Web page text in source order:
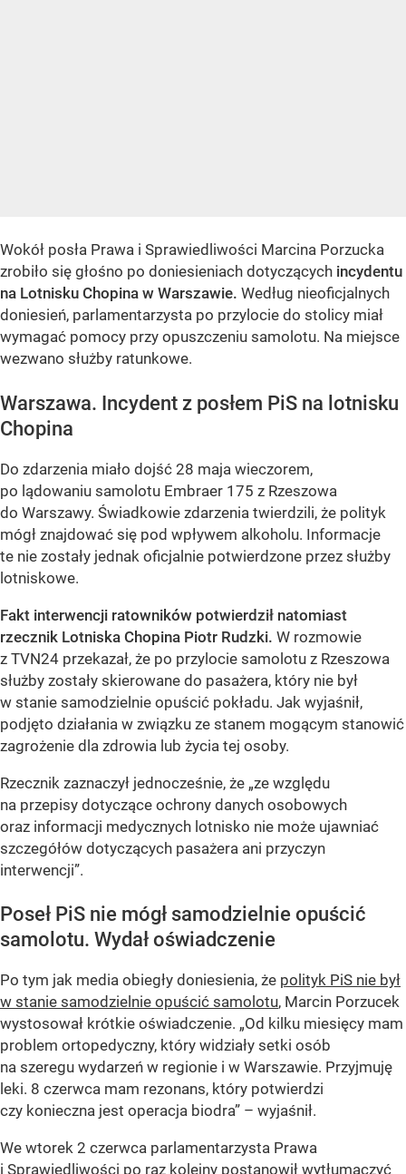
Wokół posła Prawa i Sprawiedliwości Marcina Porzucka
zrobiło się głośno po doniesieniach dotyczących incydentu
na Lotnisku Chopina w Warszawie. Według nieoficjalnych
doniesień, parlamentarzysta po przylocie do stolicy miał
wymagać pomocy przy opuszczeniu samolotu. Na miejsce
wezwano służby ratunkowe.
Warszawa. Incydent z posłem PiS na lotnisku
Chopina
Do zdarzenia miało dojść 28 maja wieczorem,
po lądowaniu samolotu Embraer 175 z Rzeszowa
do Warszawy. Świadkowie zdarzenia twierdzili, że polityk
mógł znajdować się pod wpływem alkoholu. Informacje
te nie zostały jednak oficjalnie potwierdzone przez służby
lotniskowe.
Fakt interwencji ratowników potwierdził natomiast
rzecznik Lotniska Chopina Piotr Rudzki. W rozmowie
z TVN24 przekazał, że po przylocie samolotu z Rzeszowa
służby zostały skierowane do pasażera, który nie był
w stanie samodzielnie opuścić pokładu. Jak wyjaśnił,
podjęto działania w związku ze stanem mogącym stanowić
zagrożenie dla zdrowia lub życia tej osoby.
Rzecznik zaznaczył jednocześnie, że „ze względu
na przepisy dotyczące ochrony danych osobowych
oraz informacji medycznych lotnisko nie może ujawniać
szczegółów dotyczących pasażera ani przyczyn
interwencji”.
Poseł PiS nie mógł samodzielnie opuścić
samolotu. Wydał oświadczenie
Po tym jak media obiegły doniesienia, że polityk PiS nie był
w stanie samodzielnie opuścić samolotu, Marcin Porzucek
wystosował krótkie oświadczenie. „Od kilku miesięcy mam
problem ortopedyczny, który widziały setki osób
na szeregu wydarzeń w regionie i w Warszawie. Przyjmuję
leki. 8 czerwca mam rezonans, który potwierdzi
czy konieczna jest operacja biodra” – wyjaśnił.
We wtorek 2 czerwca parlamentarzysta Prawa
i Sprawiedliwości po raz kolejny postanowił wytłumaczyć